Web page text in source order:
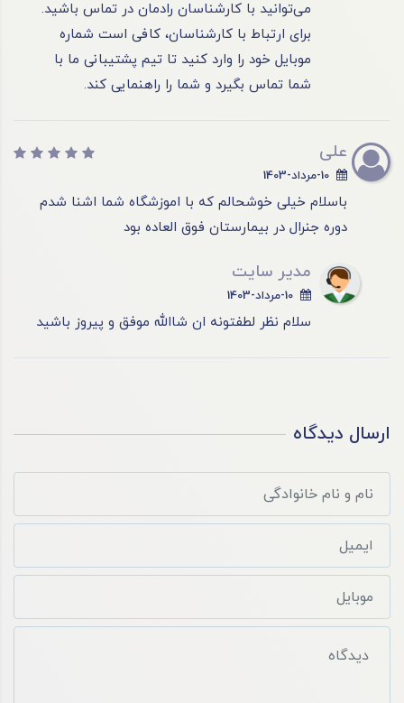
می‌توانید با کارشناسان رادمان در تماس باشید.
برای ارتباط با کارشناسان، کافی است شماره
موبایل خود را وارد کنید تا تیم پشتیبانی ما با
شما تماس بگیرد و شما را راهنمایی کند.
علی
10-مرداد-1403
باسلام خیلی خوشحالم که با اموزشگاه شما اشنا شدم
دوره جنرال در بیمارستان فوق العاده بود
مدیر سایت
10-مرداد-1403
سلام نظر لطفتونه ان شاالله موفق و پیروز باشید
ارسال دیدگاه